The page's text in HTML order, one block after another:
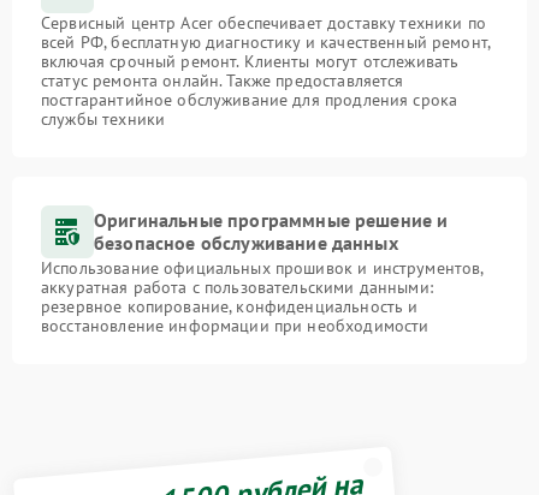
Сервисный центр Acer обеспечивает доставку техники по
всей РФ, бесплатную диагностику и качественный ремонт,
включая срочный ремонт. Клиенты могут отслеживать
статус ремонта онлайн. Также предоставляется
постгарантийное обслуживание для продления срока
службы техники
Оригинальные программные решение и
безопасное обслуживание данных
Использование официальных прошивок и инструментов,
аккуратная работа с пользовательскими данными:
резервное копирование, конфиденциальность и
восстановление информации при необходимости